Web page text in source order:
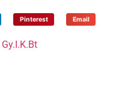
Pinterest Email
Gy.I.K.Bt